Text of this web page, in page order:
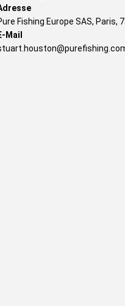
Fishing Europe SAS, Paris,
Mail